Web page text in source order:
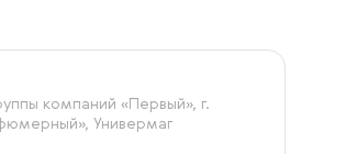
компаний «‎Первый», г.
Универмаг